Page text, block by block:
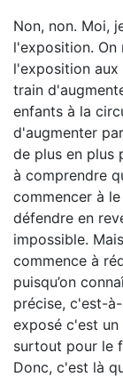
Non, non. Moi,
l'exposition.
l'exposition aux
train
enfants à la
d'augmenter
de plus en plus
à comprendre
commencer à
défendre en
impossible.
commence à
puisqu’on
précise, c'est-
exposé c'est
surtout pour le
Donc, c'est là